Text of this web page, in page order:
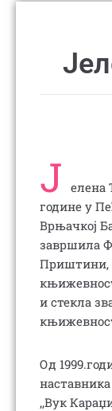
Ј елена
године у
Врњачкој
завршила
Приштини,
и стекла
Од
,,Вук